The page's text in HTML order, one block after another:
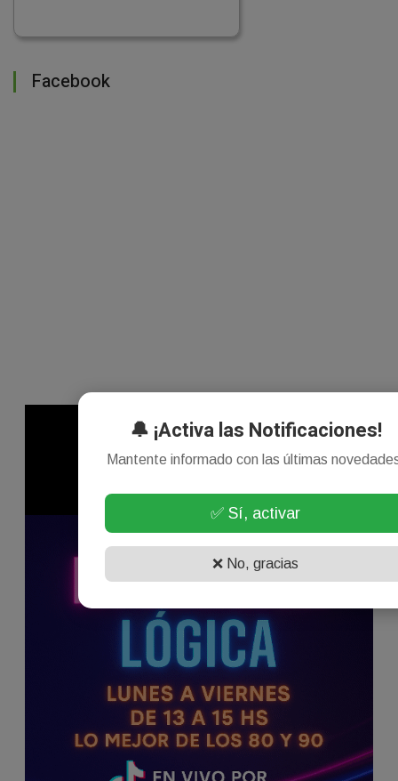
Facebook
🔔 ¡Activa las Notificaciones!
Mantente informado con las últimas
✅ Sí, activar
❌ No, gracias